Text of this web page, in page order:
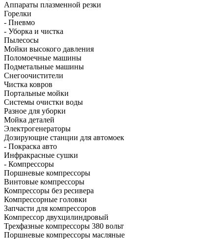
Аппараты плазменной резки
Горелки
- Пневмо
- Уборка и чистка
Пылесосы
Мойки высокого давления
Поломоечные машины
Подметальные машины
Снегоочистители
Чистка ковров
Портальные мойки
Системы очистки воды
Разное для уборки
Мойка деталей
Электрогенераторы
Дозирующие станции для автомоек
- Покраска авто
Инфракрасные сушки
- Компрессоры
Поршневые компрессоры
Винтовые компрессоры
Компрессоры без ресивера
Компрессорные головки
Запчасти для компрессоров
Компрессор двухцилиндровый
Трехфазные компрессоры 380 вольт
Поршневые компрессоры масляные